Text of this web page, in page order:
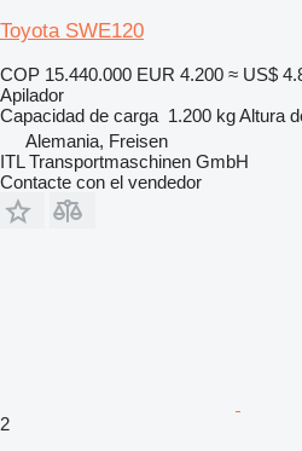
Toyota SWE120
COP 15.440.000 EUR 4.200 ≈ US$
Apilador
Capacidad de carga 1.200 kgAltura
Alemania, Freisen
ITL Transportmaschinen GmbH
Contacte con el vendedor
2